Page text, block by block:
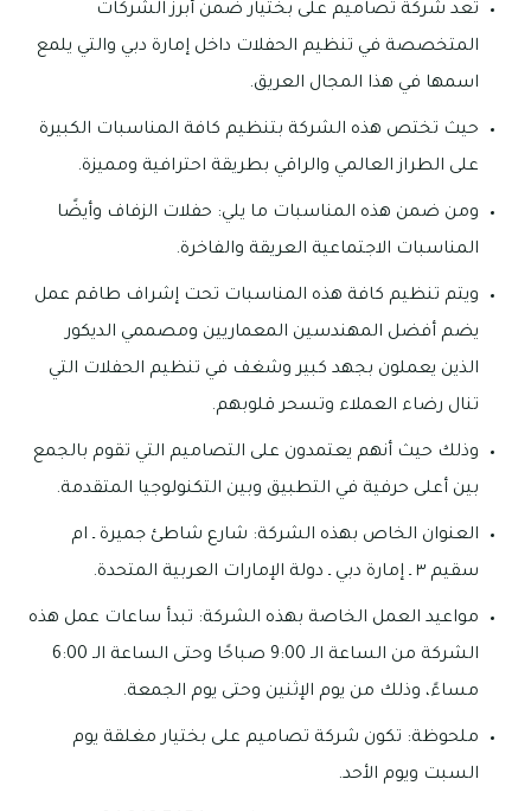
تعد شركة تصاميم على بختيار ضمن أبرز الشركات
المتخصصة في تنظيم الحفلات داخل إمارة دبي والتي يلمع
اسمها في هذا المجال العريق.
حيث تختص هذه الشركة بتنظيم كافة المناسبات الكبيرة
على الطراز العالمي والراقي بطريقة احترافية ومميزة.
ومن ضمن هذه المناسبات ما يلي: حفلات الزفاف وأيضًا
المناسبات الاجتماعية العريقة والفاخرة.
ويتم تنظيم كافة هذه المناسبات تحت إشراف طاقم عمل
يضم أفضل المهندسين المعماريين ومصممي الديكور
الذين يعملون بجهد كبير وشغف في تنظيم الحفلات التي
تنال رضاء العملاء وتسحر قلوبهم.
وذلك حيث أنهم يعتمدون على التصاميم التي تقوم بالجمع
بين أعلى حرفية في التطبيق وبين التكنولوجيا المتقدمة.
العنوان الخاص بهذه الشركة: شارع شاطئ جميرة ـ ام
سقيم ٣ ـ إمارة دبي ـ دولة الإمارات العربية المتحدة.
مواعيد العمل الخاصة بهذه الشركة: تبدأ ساعات عمل هذه
الشركة من الساعة الـ 9:00 صباحًا وحتى الساعة الـ 6:00
مساءً، وذلك من يوم الإثنين وحتى يوم الجمعة.
ملحوظة: تكون شركة تصاميم على بختيار مغلقة يوم
السبت ويوم الأحد.